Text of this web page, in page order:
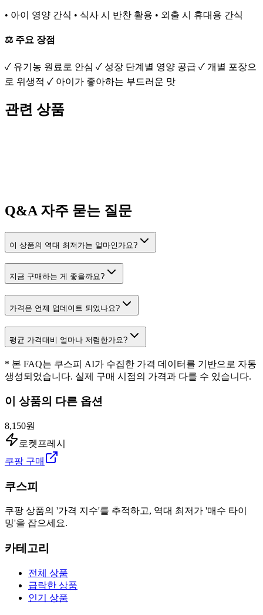
• 아이 영양 간식 • 식사 시 반찬 활용 • 외출 시 휴대용 간식
⚖️ 주요 장점
✓ 유기농 원료로 안심 ✓ 성장 단계별 영양 공급 ✓ 개별 포장으
로 위생적 ✓ 아이가 좋아하는 부드러운 맛
관련 상품
Q&A 자주 묻는 질문
이 상품의 역대 최저가는 얼마인가요?
지금 구매하는 게 좋을까요?
가격은 언제 업데이트 되었나요?
평균 가격대비 얼마나 저렴한가요?
* 본 FAQ는 쿠스피 AI가 수집한 가격 데이터를 기반으로 자동
생성되었습니다. 실제 구매 시점의 가격과 다를 수 있습니다.
이 상품의 다른 옵션
8,150원
로켓프레시
쿠팡 구매
쿠스피
쿠팡 상품의 '가격 지수'를 추적하고, 역대 최저가 '매수 타이
밍'을 잡으세요.
카테고리
전체 상품
급락한 상품
인기 상품